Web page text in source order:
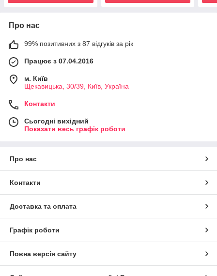
Про нас
99% позитивних з 87 відгуків за рік
Працює з 07.04.2016
м. Київ
Щекавицька, 30/39, Київ, Україна
Контакти
Сьогодні вихідний
Показати весь графік роботи
Про нас
Контакти
Доставка та оплата
Графік роботи
Повна версія сайту